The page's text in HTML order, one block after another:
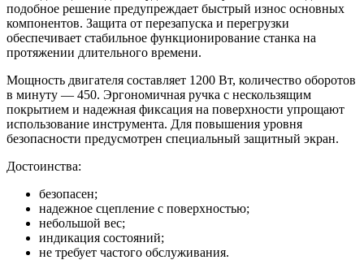
подобное решение предупреждает быстрый износ основных
компонентов. Защита от перезапуска и перегрузки
обеспечивает стабильное функционирование станка на
протяжении длительного времени.
Мощность двигателя составляет 1200 Вт, количество оборотов
в минуту — 450. Эргономичная ручка с нескользящим
покрытием и надежная фиксация на поверхности упрощают
использование инструмента. Для повышения уровня
безопасности предусмотрен специальный защитный экран.
Достоинства:
безопасен;
надежное сцепление с поверхностью;
небольшой вес;
индикация состояний;
не требует частого обслуживания.